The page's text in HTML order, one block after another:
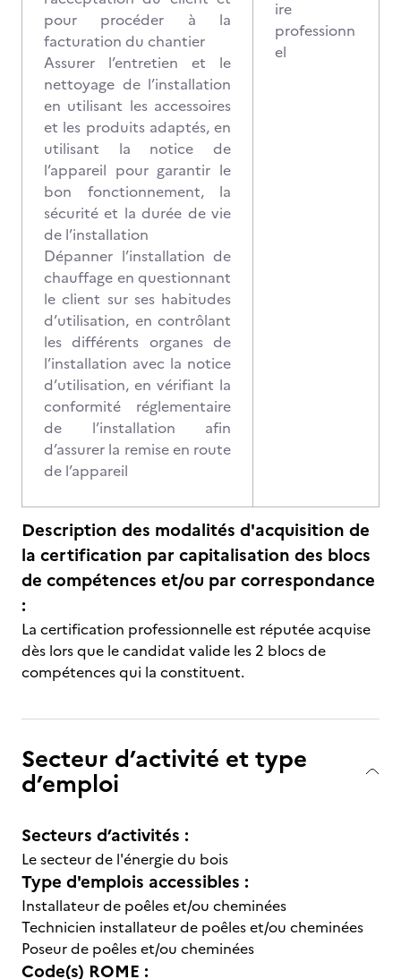
pour procéder à la
facturation du chantier
Assurer l’entretien et le
nettoyage de l’installation
en utilisant les accessoires
et les produits adaptés, en
utilisant la notice de
l’appareil pour garantir le
bon fonctionnement, la
sécurité et la durée de vie
de l’installation
Dépanner l’installation de
chauffage en questionnant
le client sur ses habitudes
d’utilisation, en contrôlant
les différents organes de
l’installation avec la notice
d’utilisation, en vérifiant la
conformité réglementaire
de l’installation afin
d’assurer la remise en route
de l’appareil
ire
professionn
el
Description des modalités d'acquisition de
la certification par capitalisation des blocs
de compétences et/ou par correspondance
:
La certification professionnelle est réputée acquise
dès lors que le candidat valide les 2 blocs de
compétences qui la constituent.
Secteur d’activité et type
d’emploi
Secteurs d’activités :
Le secteur de l'énergie du bois
Type d'emplois accessibles :
Installateur de poêles et/ou cheminées
Technicien installateur de poêles et/ou cheminées
Poseur de poêles et/ou cheminées
Code(s) ROME :